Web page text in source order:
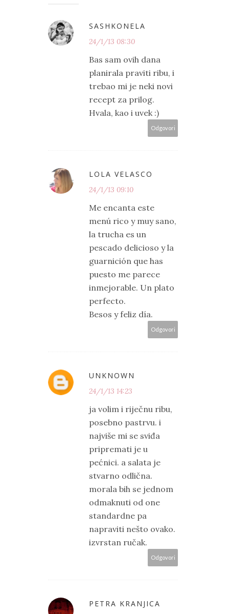
SASHKONELA
24/1/13 08:30
Bas sam ovih dana
planirala praviti ribu, i
trebao mi je neki novi
recept za prilog.
Hvala, kao i uvek :)
Odgovori
LOLA VELASCO
24/1/13 09:10
Me encanta este
menú rico y muy sano,
la trucha es un
pescado delicioso y la
guarnición que has
puesto me parece
inmejorable. Un plato
perfecto.
Besos y feliz día.
Odgovori
UNKNOWN
24/1/13 14:23
ja volim i riječnu ribu,
posebno pastrvu. i
najviše mi se sviđa
pripremati je u
pećnici. a salata je
stvarno odlična.
morala bih se jednom
odmaknuti od one
standardne pa
napraviti nešto ovako.
izvrstan ručak.
Odgovori
PETRA KRANJICA